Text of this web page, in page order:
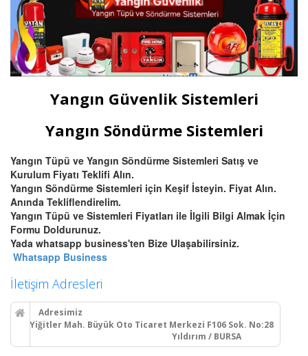
Yangın Güvenlik Sistemleri
Yangın Söndürme Sistemleri
Yangın Tüpü ve Yangın Söndürme Sistemleri Satış ve
Kurulum Fiyatı Teklifi Alın.
Yangın Söndürme Sistemleri için Keşif İsteyin. Fiyat Alın.
Anında Tekliflendirelim.
Yangın Tüpü ve Sistemleri Fiyatları ile İlgili Bilgi Almak İçin
Formu Doldurunuz.
Yada whatsapp business'ten Bize Ulaşabilirsiniz.
Whatsapp Business
İletişim Adresleri
Adresimiz
Yiğitler Mah. Büyük Oto Ticaret Merkezi F106 Sok. No:28
Yıldırım / BURSA